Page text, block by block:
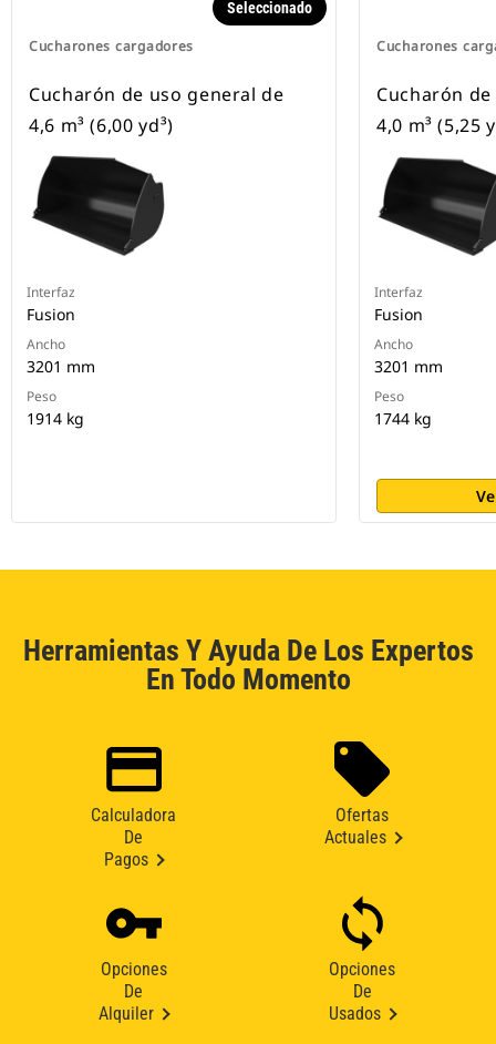
Cucharones cargadores
Seleccionado
Cucharón de uso general de
4,6 m³ (6,00 yd³)
Interfaz
Fusion
Ancho
3201 mm
Peso
1914 kg
Cucharones
Cucharón
4,0 m³ (5,25
Interfaz
Fusion
Ancho
3201 mm
Peso
1744 kg
Herramientas Y Ayuda De Los Expertos
En Todo Momento
Calculadora
De
Pagos
Ofertas
Actuales
Opciones
De
Alquiler
Opciones
De
Usados